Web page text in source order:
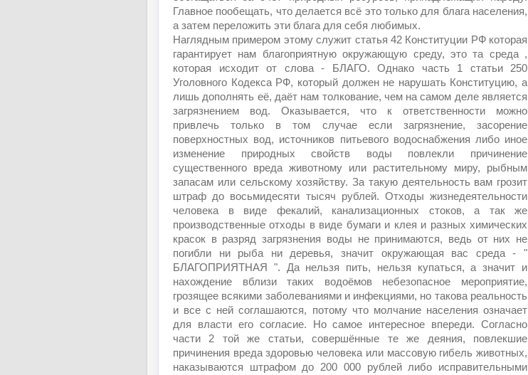
Главное пообещать, что делается всё это только для блага населения,
а затем переложить эти блага для себя любимых.
Наглядным примером этому служит статья 42 Конституции РФ которая
гарантирует нам благоприятную окружающую среду, это та среда ,
которая исходит от слова - БЛАГО. Однако часть 1 статьи 250
Уголовного Кодекса РФ, который должен не нарушать Конституцию, а
лишь дополнять её, даёт нам толкование, чем на самом деле является
загрязнением вод. Оказывается, что к ответственности можно
привлечь только в том случае если загрязнение, засорение
поверхностных вод, источников питьевого водоснабжения либо иное
изменение природных свойств воды повлекли причинение
существенного вреда животному или растительному миру, рыбным
запасам или сельскому хозяйству. За такую деятельность вам грозит
штраф до восьмидесяти тысяч рублей. Отходы жизнедеятельности
человека в виде фекалий, канализационных стоков, а так же
производственные отходы в виде бумаги и клея и разных химических
красок в разряд загрязнения воды не принимаются, ведь от них не
погибли ни рыба ни деревья, значит окружающая вас среда - "
БЛАГОПРИЯТНАЯ ". Да нельзя пить, нельзя купаться, а значит и
нахождение вблизи таких водоёмов небезопасное мероприятие,
грозящее всякими заболеваниями и инфекциями, но такова реальность
и все с ней соглашаются, потому что молчание населения означает
для власти его согласие. Но самое интересное впереди. Согласно
части 2 той же статьи, совершённые те же деяния, повлекшие
причинения вреда здоровью человека или массовую гибель животных,
наказываются штрафом до 200 000 рублей либо исправительными